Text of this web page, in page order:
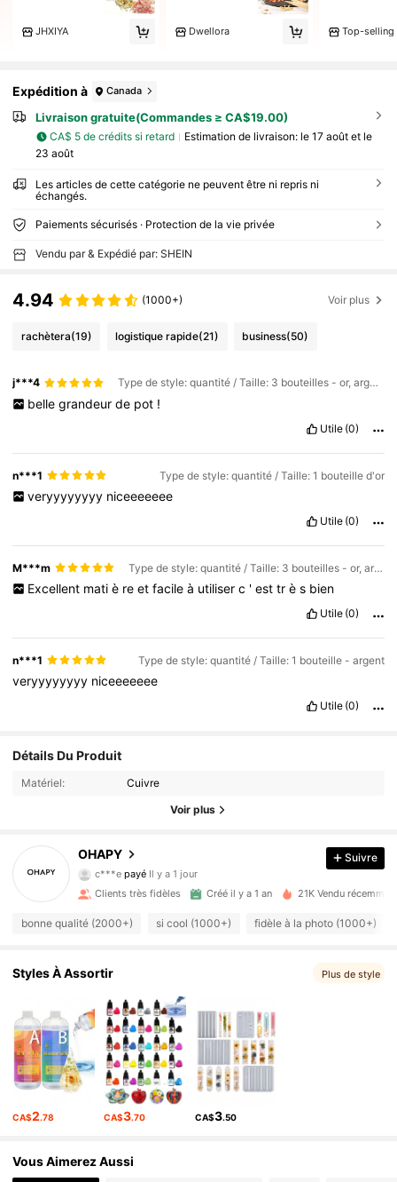
JHXIYA Dwellora
Expédition à Canada
Livraison gratuite(Commandes ≥ CA$19.00)
CA$ 5 de crédits si retard Estimation de livraison: le 17 août et le
23 août
Les articles de cette catégorie ne peuvent être ni repris ni
échangés.
Paiements sécurisés · Protection de la vie privée
Vendu par & Expédié par: SHEIN
4.94 (1000+) Voir plus
rachètera(19) logistique rapide(21) business(50)
j***4 Type de style: quantité / Taille: 3 bouteilles - or, argent et cuivre
belle grandeur de pot !
Utile (0)
n***1 Type de style: quantité / Taille: 1 bouteille d'or
veryyyyyyyy niceeeeeee
Utile (0)
M***m Type de style: quantité / Taille: 3 bouteilles - or, argent et cuivre
Excellent mati è re et facile à utiliser c ' est tr è s bien
Utile (0)
n***1 Type de style: quantité / Taille: 1 bouteille - argent
veryyyyyyyy niceeeeeee
Utile (0)
Détails Du Produit
Matériel: Cuivre
Voir plus
OHAPY
4.93
1.3K Suiveurs
c***e payé Il y a 1 jour
4.93
4.93 1.3K Suiveurs
4.93 1.3K Suiveurs
Suivre
Clients très fidèles Créé il y a 1 an 21K Vendu
bonne qualité (2000+) si cool (1000+) fidèle à la photo (1000+)
Styles À Assortir Plus de style
CA$2.78 CA$3.70 CA$3.50
Vous Aimerez Aussi